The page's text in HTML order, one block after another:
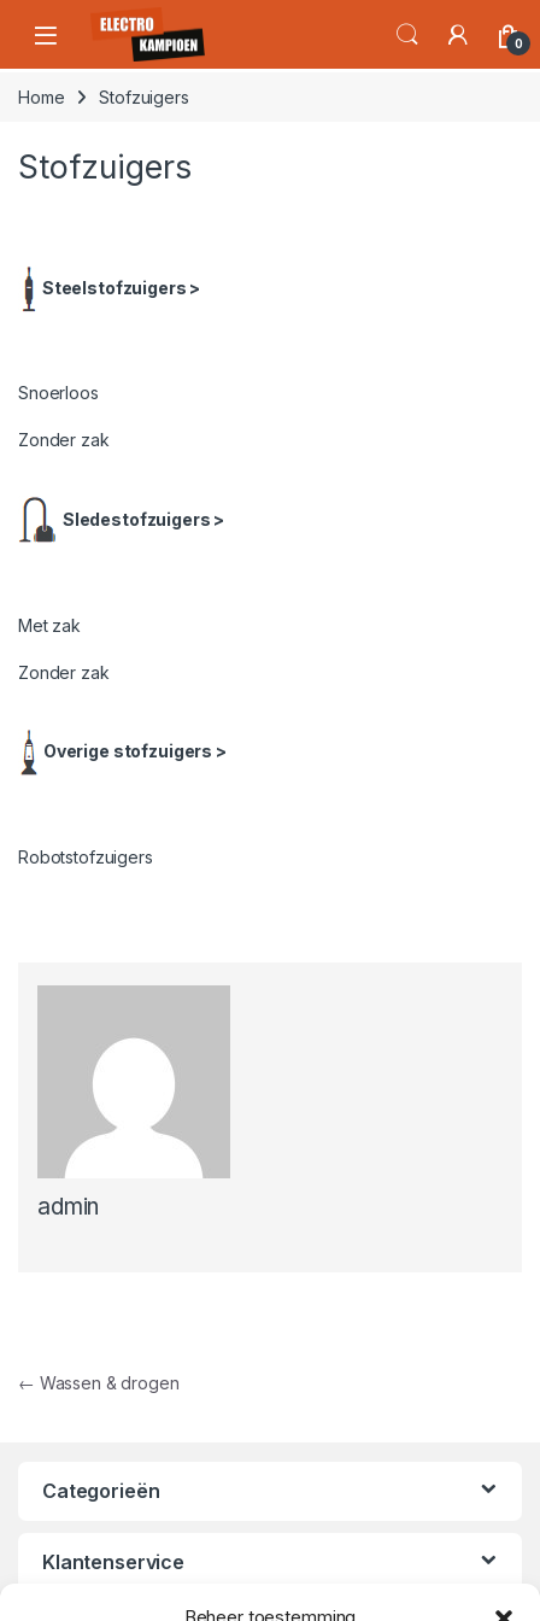
Skip to navigation
Skip to content
Open 0
Home Stofzuigers
Stofzuigers
Steelstofzuigers >
Snoerloos
Zonder zak
Sledestofzuigers >
Met zak
Zonder zak
Overige stofzuigers >
Robotstofzuigers
admin
Bericht navigatie
← Wassen & drogen
Categorieën
Klantenservice